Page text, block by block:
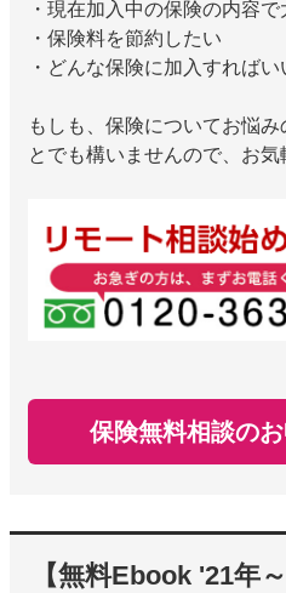
・現在加入中の保険の内容
・保険料を節約したい
・どんな保険に加入すれば
もしも、保険についてお悩
とでも構いませんので、お気
保険無料相談の
【無料Ebook '21年